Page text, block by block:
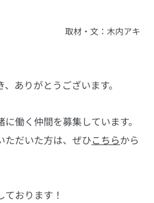
取材・文：木内アキ
ありがとうございます。
働く仲間を募集しています。
ただいた方は、ぜひこちらから
おります！